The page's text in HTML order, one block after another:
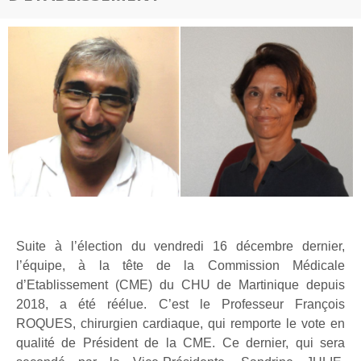
Suite à l’élection du vendredi 16 décembre dernier,
l’équipe, à la tête de la Commission Médicale
d’Etablissement (CME) du CHU de Martinique depuis
2018, a été réélue. C’est le Professeur François
ROQUES, chirurgien cardiaque, qui remporte le vote en
qualité de Président de la CME. Ce dernier, qui sera